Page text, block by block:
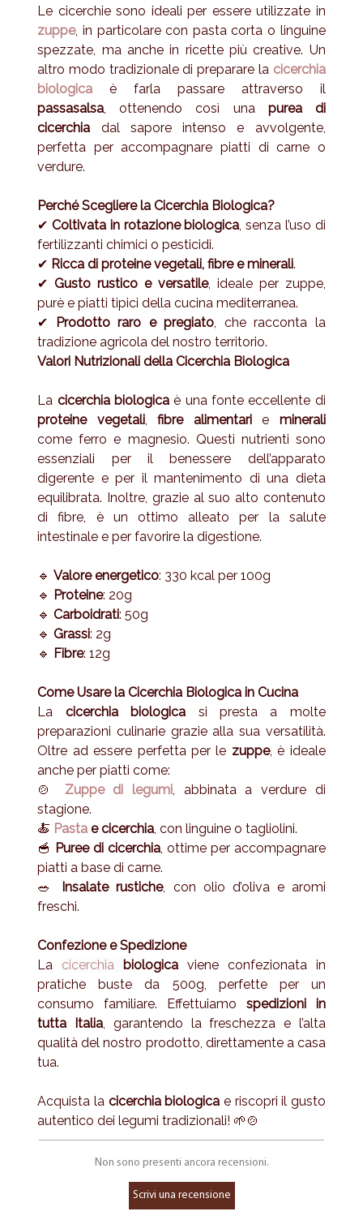
Le cicerchie sono ideali per essere utilizzate in
zuppe, in particolare con pasta corta o linguine
spezzate, ma anche in ricette più creative. Un
altro modo tradizionale di preparare la cicerchia
biologica è farla passare attraverso il
passasalsa, ottenendo così una purea di
cicerchia dal sapore intenso e avvolgente,
perfetta per accompagnare piatti di carne o
verdure.
Perché Scegliere la Cicerchia Biologica?
✔ Coltivata in rotazione biologica, senza l’uso di
fertilizzanti chimici o pesticidi.
✔ Ricca di proteine vegetali, fibre e minerali.
✔Gusto rustico e versatile, ideale per zuppe,
purè e piatti tipici della cucina mediterranea.
✔
Prodotto raro e pregiato, che racconta la
tradizione agricola del nostro territorio.
Valori Nutrizionali della Cicerchia Biologica
La cicerchia biologicaè una fonte eccellente di
proteine vegetali,fibre alimentarie minerali
come ferro e magnesio. Questi nutrienti sono
essenziali per il benessere dell’apparato
digerente e per il mantenimento di una dieta
equilibrata. Inoltre, grazie al suo alto contenuto
di fibre, è un ottimo alleato per la salute
intestinale e per favorire la digestione.
🔹Valore energetico: 330 kcal per 100g
🔹 Proteine: 20g
🔹Carboidrati: 50g
🔹Grassi: 2g
🔹 Fibre: 12g
Come Usare la Cicerchia Biologica in Cucina
La cicerchia biologica si presta a molte
preparazioni culinarie grazie alla sua versatilità.
Oltre ad essere perfetta per le zuppe, è ideale
anche per piatti come:
🍲
Zuppe di legumi, abbinata a verdure di
stagione.
🍝 Pasta e cicerchia, con linguine o tagliolini.
🥣 Puree di cicerchia, ottime per accompagnare
piatti a base di carne.
🥗 Insalate rustiche, con olio d’oliva e aromi
freschi.
Confezione e Spedizione
La cicerchia biologica viene confezionata in
pratiche buste da 500g, perfette per un
consumo familiare. Effettuiamo spedizioni in
tutta Italia, garantendo la freschezza e l’alta
qualità del nostro prodotto, direttamente a casa
tua.
Acquista la cicerchia biologica e riscopri il gusto
autentico dei legumi tradizionali! 🌱🍲
Non sono presenti ancora recensioni.